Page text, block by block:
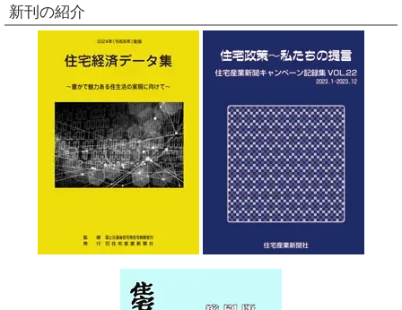
新刊の紹介